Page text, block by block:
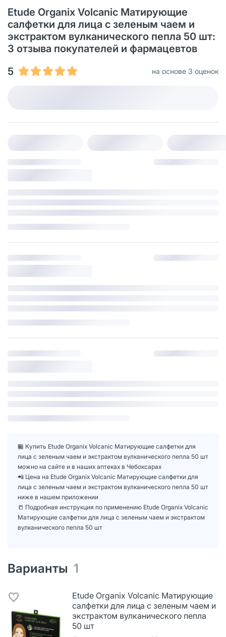
Etude Organix Volcanic Матирующие
салфетки для лица с зеленым чаем и
экстрактом вулканического пепла 50 шт:
3 отзыва покупателей и фармацевтов
5
на основе 3 оценок
🏪 Купить Etude Organix Volcanic Матирующие салфетки для
лица с зеленым чаем и экстрактом вулканического пепла 50 шт
можно на сайте и в наших аптеках в Чебоксарах
📲 Цена на Etude Organix Volcanic Матирующие салфетки для
лица с зеленым чаем и экстрактом вулканического пепла 50 шт
ниже в нашем приложении
📒 Подробная инструкция по применению Etude Organix Volcanic
Матирующие салфетки для лица с зеленым чаем и экстрактом
вулканического пепла 50 шт
Варианты 1
Etude Organix Volcanic Матирующие
салфетки для лица с зеленым чаем и
экстрактом вулканического пепла
50 шт